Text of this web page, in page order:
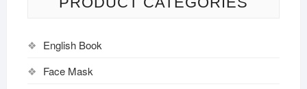
English Book
Face Mask